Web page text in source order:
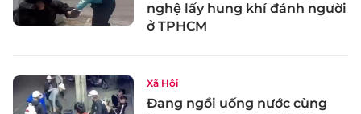
nghệ lấy hung khí đánh người
ở TPHCM
Xã Hội
Đang ngồi uống nước cùng